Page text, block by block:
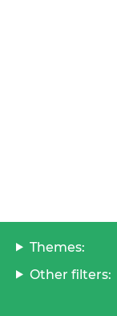
Themes:
Other filters: